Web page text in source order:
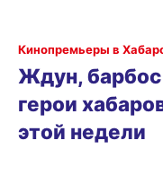
Кинопремьеры в
Ждун, барбос
герои
этой недели